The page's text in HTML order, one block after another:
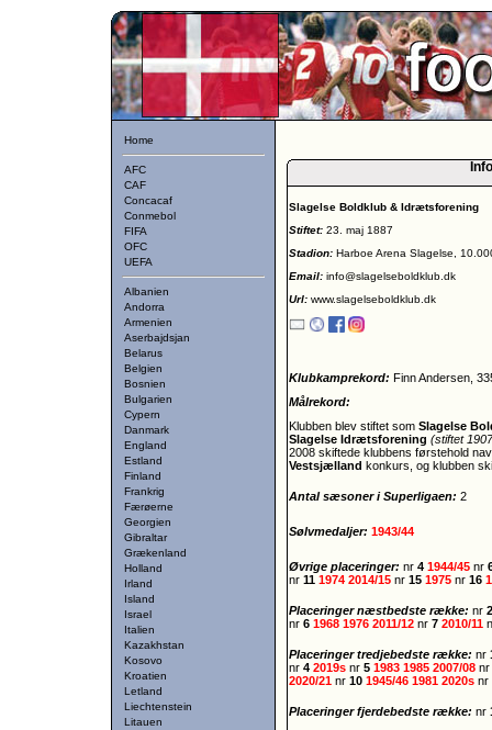
Home
AFC
CAF
Concacaf
Conmebol
FIFA
OFC
UEFA
Albanien
Andorra
Armenien
Aserbajdsjan
Belarus
Belgien
Bosnien
Bulgarien
Cypern
Danmark
England
Estland
Finland
Frankrig
Færøerne
Georgien
Gibraltar
Grækenland
Holland
Irland
Island
Israel
Italien
Kazakhstan
Kosovo
Kroatien
Letland
Liechtenstein
Litauen
Slagelse Boldklub & Idrætsforening
Stiftet: 23. maj 1887
Stadion: Harboe Arena Slagelse,
Email: info@slagelseboldklub.dk
Url: www.slagelseboldklub.dk
Klubkamprekord: Finn Andersen,
Målrekord:
Klubben blev stiftet som Slagelse
Slagelse Idrætsforening (stiftet
2008 skiftede klubbens førstehold
Vestsjælland konkurs, og klubben
Antal sæsoner i Superligaen: 2
Sølvmedaljer: 1943/44
Øvrige placeringer: nr 4 1944/45 nr
nr 11 1974 2014/15 nr 15 1975 nr 16
Placeringer næstbedste række: nr
nr 6 1968 1976 2011/12 nr 7 2010/11
Placeringer tredjebedste række: nr
nr 4 2019s nr 5 1983 1985 2007/08 nr
2020/21 nr 10 1945/46 1981 2020s nr
Placeringer fjerdebedste række: nr